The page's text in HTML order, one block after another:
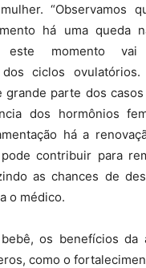
“Observamos
há uma queda
este momento
dos ciclos
grande parte dos
dos hormônios
há a
contribuir para
as chances de
o médico.
os benefícios da
como o